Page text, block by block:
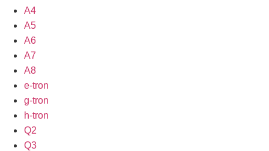
A4
A5
A6
A7
A8
e-tron
g-tron
h-tron
Q2
Q3